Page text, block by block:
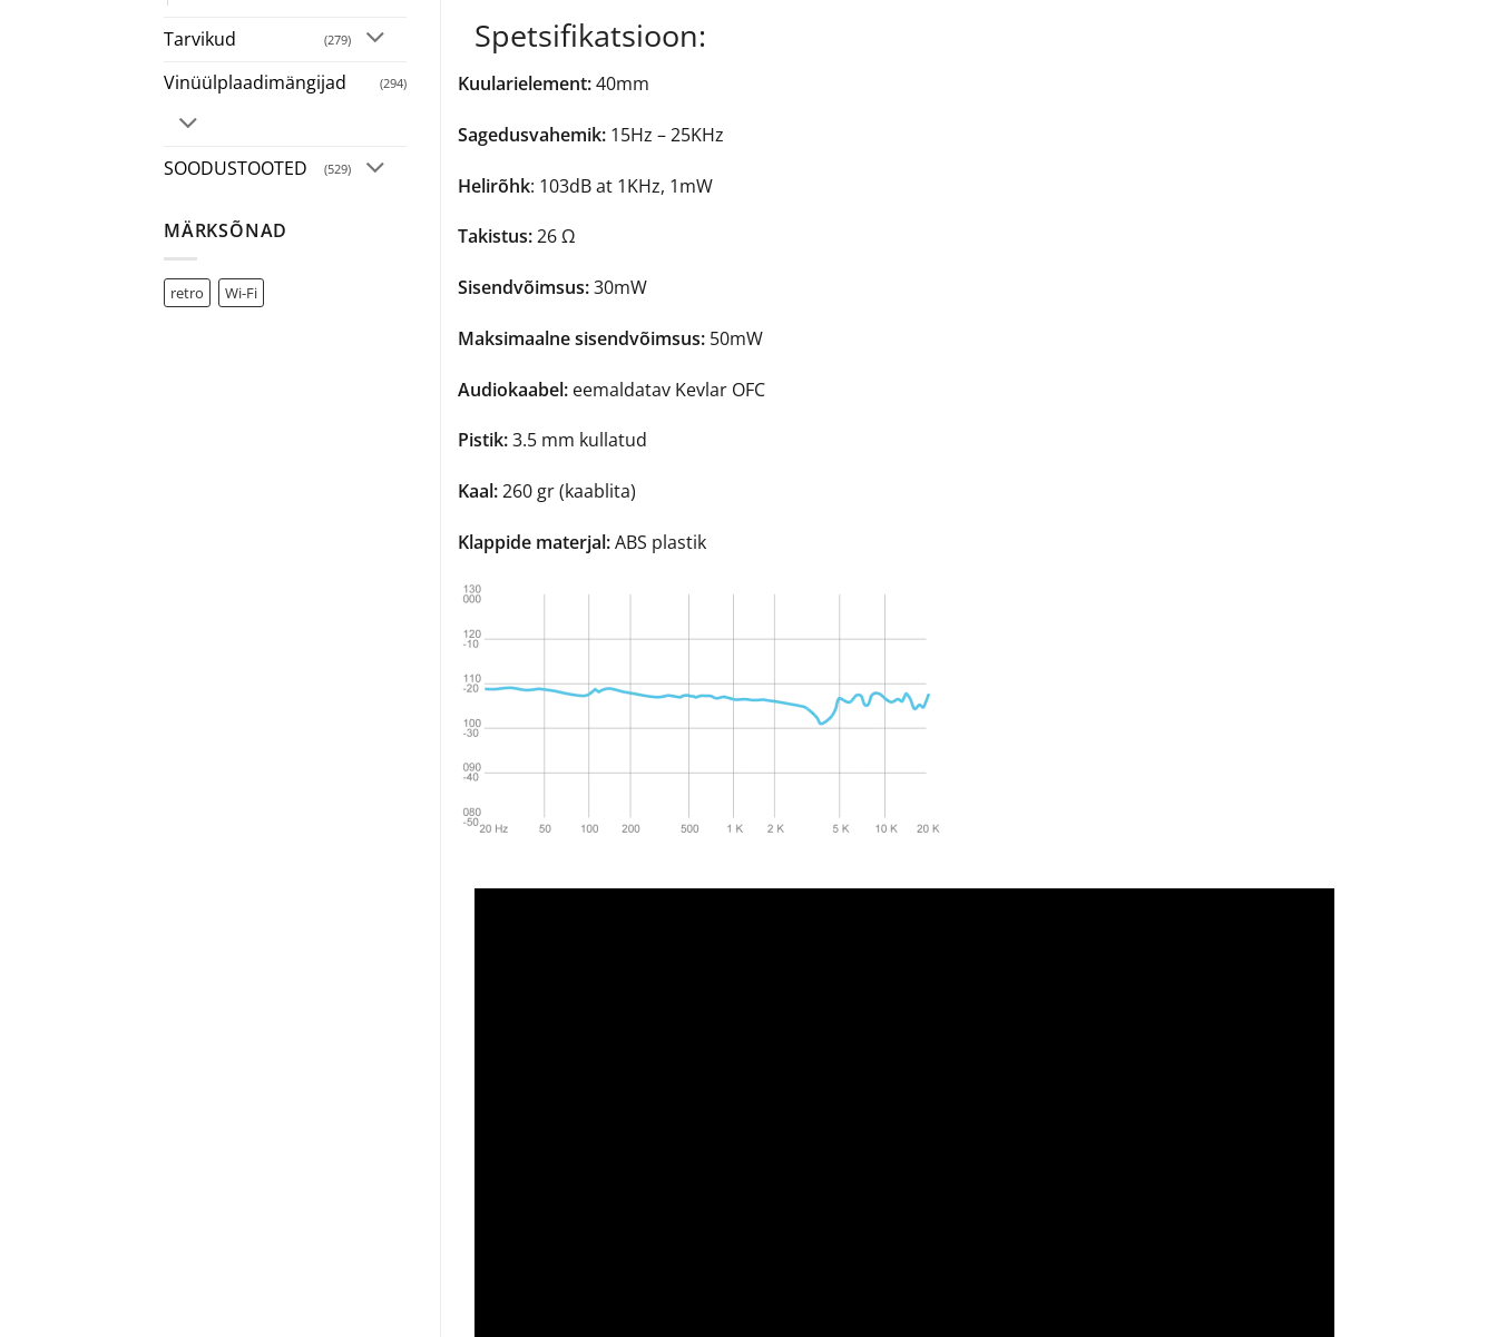
Tarvikud (279)
Vinüülplaadimängijad (294)
SOODUSTOOTED (529)
MÄRKSÕNAD
retro Wi-Fi
Spetsifikatsioon:
Kuularielement:40mm
Sagedusvahemik:15Hz – 25KHz
Helirõhk: 103dB at 1KHz, 1mW
Takistus:26 Ω
Sisendvõimsus:30mW
Maksimaalne sisendvõimsus:50mW
Audiokaabel:eemaldatav Kevlar OFC
Pistik:3.5 mm kullatud
Kaal:260 gr (kaablita)
Klappide materjal:ABS plastik